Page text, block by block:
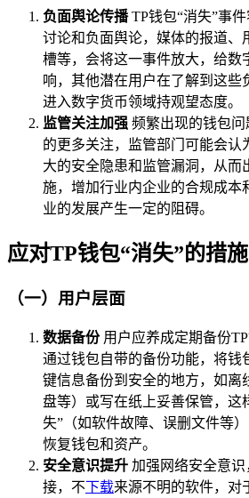
负面舆论传播TP钱包“消失”事
讨论和负面舆论，媒体的报道、
槽等，会将这一事件放大，给数
响，其他潜在用户在了解到这些
进入数字货币领域持观望态度。
监管关注加强 频繁出现的钱包问
的更多关注，监管部门可能会认
大的安全隐患和监管漏洞，从而
施，增加行业内企业的合规成本
业的发展产生一定的阻碍。
应对TP钱包“消失”的措施
（一）用户层面
数据备份用户应养成定期备份
通过钱包自带的备份功能，将钱
键信息备份到安全的地方，如离
盘等）或写在纸上妥善保管，这
失”（如软件故障、误删文件等
恢复钱包和资产。
安全意识提升 加强网络安全意
接，不下载来源不明的软件，对